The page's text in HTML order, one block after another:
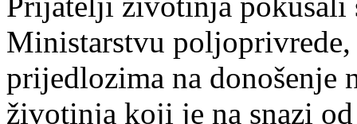
Ministarstvu
prijedlozima na donošenje
životinja koji je na snazi